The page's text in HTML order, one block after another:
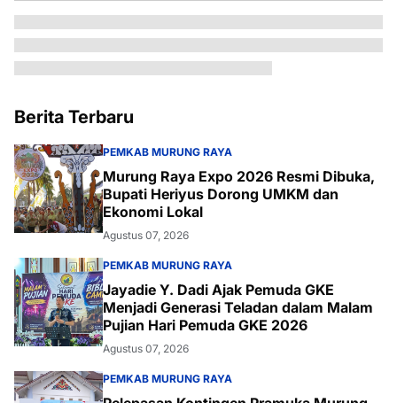
Berita Terbaru
PEMKAB MURUNG RAYA
Murung Raya Expo 2026 Resmi Dibuka,
Bupati Heriyus Dorong UMKM dan
Ekonomi Lokal
Agustus 07, 2026
PEMKAB MURUNG RAYA
Jayadie Y. Dadi Ajak Pemuda GKE
Menjadi Generasi Teladan dalam Malam
Pujian Hari Pemuda GKE 2026
Agustus 07, 2026
PEMKAB MURUNG RAYA